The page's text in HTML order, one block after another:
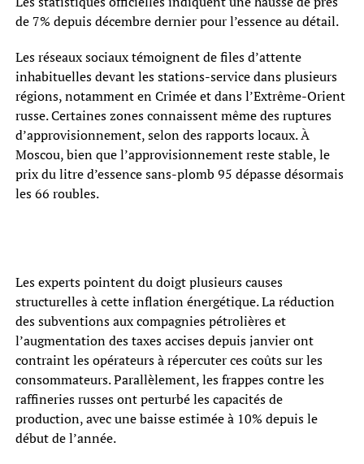
de 7% depuis décembre dernier pour l’essence au détail.
Les réseaux sociaux témoignent de files d’attente
inhabituelles devant les stations-service dans plusieurs
régions, notamment en Crimée et dans l’Extrême-Orient
russe. Certaines zones connaissent même des ruptures
d’approvisionnement, selon des rapports locaux. À
Moscou, bien que l’approvisionnement reste stable, le
prix du litre d’essence sans-plomb 95 dépasse désormais
les 66 roubles.
Les experts pointent du doigt plusieurs causes
structurelles à cette inflation énergétique. La réduction
des subventions aux compagnies pétrolières et
l’augmentation des taxes accises depuis janvier ont
contraint les opérateurs à répercuter ces coûts sur les
consommateurs. Parallèlement, les frappes contre les
raffineries russes ont perturbé les capacités de
production, avec une baisse estimée à 10% depuis le
début de l’année.